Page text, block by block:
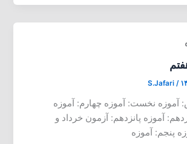
S.Jafari /
نخست: آموزه چهارم: آموزه
آموزه پانزدهم: آزمون خرداد و
پنجم: آموزه